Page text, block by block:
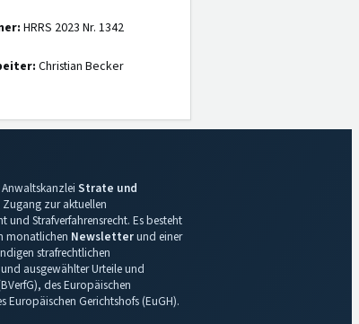
HRRS 2023 Nr. 1342
Christian Becker
Strate und
zur aktuellen
und Strafverfahrensrecht. Es besteht
monatlichen Newsletterund einer
strafrechtlichen
ausgewählter Urteile und
des Europäischen
Europäischen Gerichtshofs (EuGH).